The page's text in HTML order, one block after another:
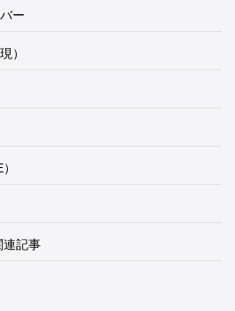
ー
）
連記事